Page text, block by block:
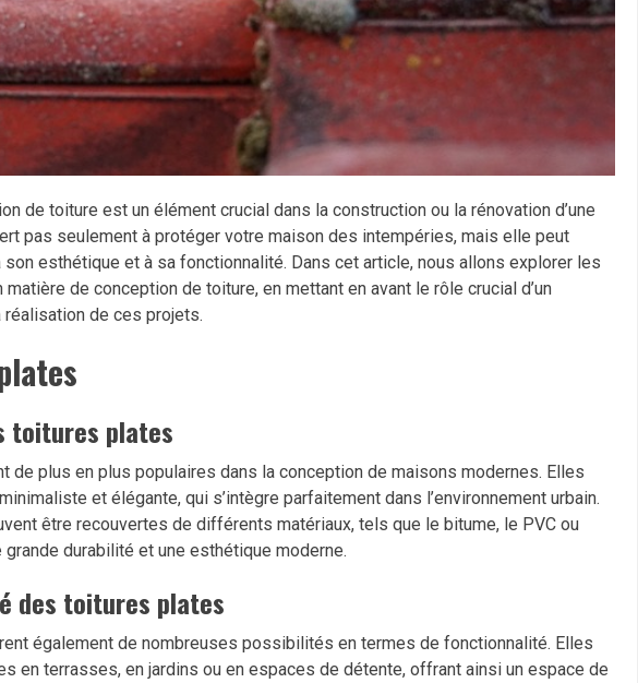
de toiture est un élément crucial dans la construction ou la rénovation d’une
pas seulement à protéger votre maison des intempéries, mais elle peut
esthétique et à sa fonctionnalité. Dans cet article, nous allons explorer les
de conception de toiture, en mettant en avant le rôle crucial d’un
réalisation de ces projets.
toitures plates
de plus en plus populaires dans la conception de maisons modernes. Elles
et élégante, qui s’intègre parfaitement dans l’environnement urbain.
être recouvertes de différents matériaux, tels que le bitume, le PVC ou
grande durabilité et une esthétique moderne.
des toitures plates
également de nombreuses possibilités en termes de fonctionnalité. Elles
en terrasses, en jardins ou en espaces de détente, offrant ainsi un espace de